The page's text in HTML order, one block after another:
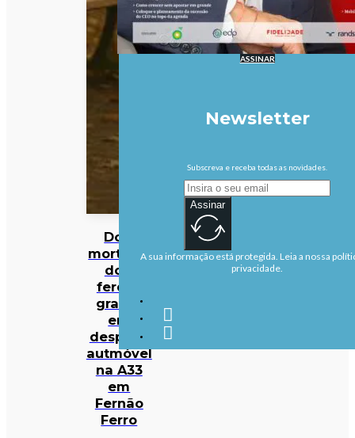
Dois
mortos e
dois
ferdos
graves
em
despiste
autmóvel
na A33
em
Fernão
Ferro
ASSINAR
Newsletter
Subscreva e receba todas as novidades.
Assinar
A sua informação está protegida. Leia a nossa
privacidade.